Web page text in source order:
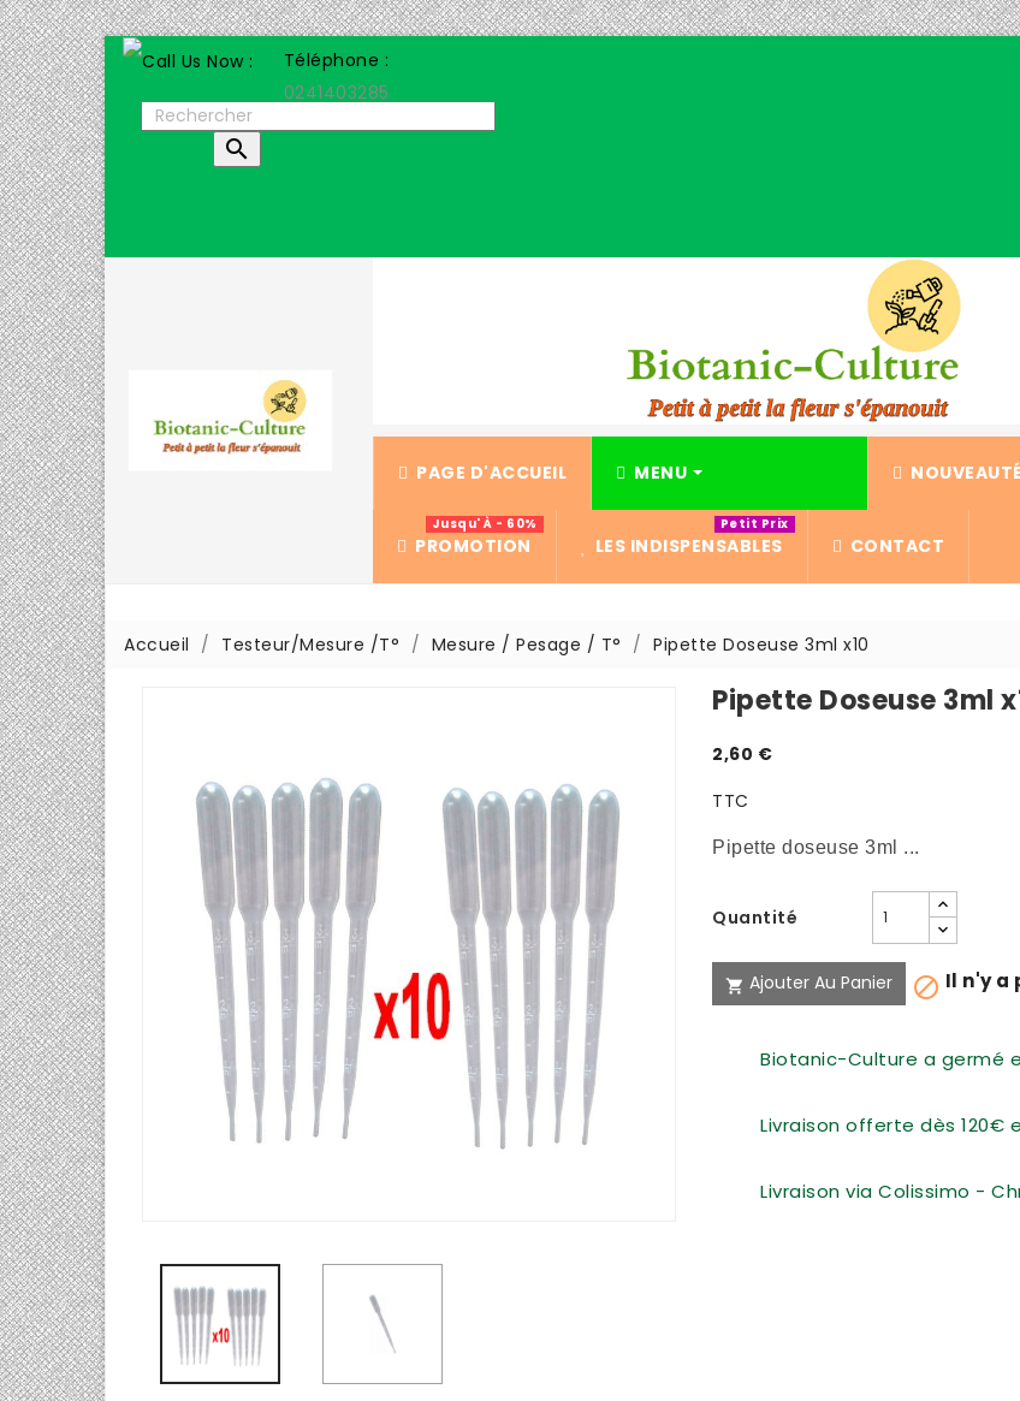
Téléphone :
0241403285

PAGE D'ACCUEIL MENU
PROMOTION
Jusqu' À - 60%
LES INDISPENSABLES
Petit Prix
CONTACT
Accueil Testeur/Mesure /T° Mesure / Pesage / T° Pipette Doseuse 3ml x10
Pipette Doseuse 3ml
2,60 €
TTC
Pipette doseuse 3ml ...
Quantité
 Ajouter Au Panier  Il n'y a
Biotanic-Culture a germé
Livraison offerte dès 120€
Livraison via Colissimo -